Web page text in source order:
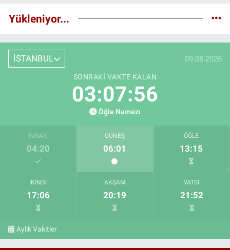
Yükleniyor...
İSTANBUL 09.08.2026
SONRAKI VAKTE KALAN
03:07:54
Öğle Namazı
İMSAK
04:20
GÜNEŞ
06:01
ÖĞLE
13:15
İKINDI
17:06
AKŞAM
20:19
YATSI
21:52
Aylık Vakitler